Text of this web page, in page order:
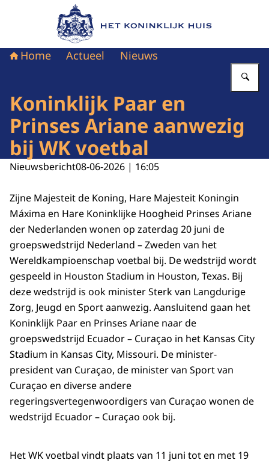
Naar de homepage van Het Koninklijk Huis
Home Actueel Nieuws
Koninklijk Paar en
Prinses Ariane aanwezig
bij WK voetbal
Nieuwsbericht08-06-2026 | 16:05
Zijne Majesteit de Koning, Hare Majesteit Koningin
Máxima en Hare Koninklijke Hoogheid Prinses Ariane
der Nederlanden wonen op zaterdag 20 juni de
groepswedstrijd Nederland – Zweden van het
Wereldkampioenschap voetbal bij. De wedstrijd wordt
gespeeld in Houston Stadium in Houston, Texas. Bij
deze wedstrijd is ook minister Sterk van Langdurige
Zorg, Jeugd en Sport aanwezig. Aansluitend gaan het
Koninklijk Paar en Prinses Ariane naar de
groepswedstrijd Ecuador – Curaçao in het Kansas City
Stadium in Kansas City, Missouri. De minister-
president van Curaçao, de minister van Sport van
Curaçao en diverse andere
regeringsvertegenwoordigers van Curaçao wonen de
wedstrijd Ecuador – Curaçao ook bij.
Het WK voetbal vindt plaats van 11 juni tot en met 19